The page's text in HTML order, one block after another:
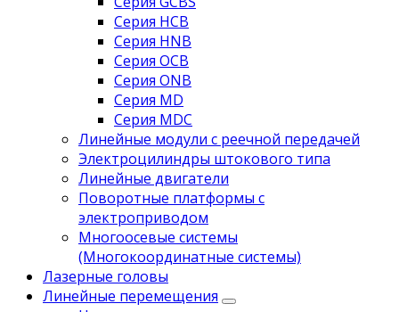
Серия HCB
Серия HNB
Серия OCB
Серия ONB
Серия MD
Серия MDC
Линейные модули с реечной передачей
Электроцилиндры штокового типа
Линейные двигатели
Поворотные платформы с
электроприводом
Многоосевые системы
(Многокоординатные системы)
Лазерные головы
Линейные перемещения